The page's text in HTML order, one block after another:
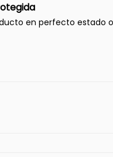
en perfecto estado